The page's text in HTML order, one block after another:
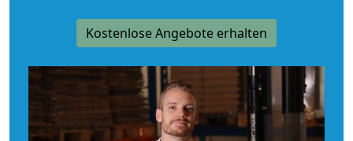
Kostenlose Angebote erhalten